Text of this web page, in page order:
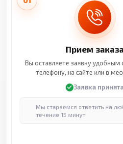
Прием заказа
Вы оставляете заявку удобным
телефону, на сайте или в
Заявка принята
Мы стараемся ответить на
течение 15 минут